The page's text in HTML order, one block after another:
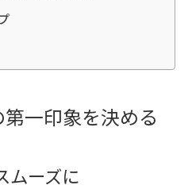
一印象を決める
ムーズに